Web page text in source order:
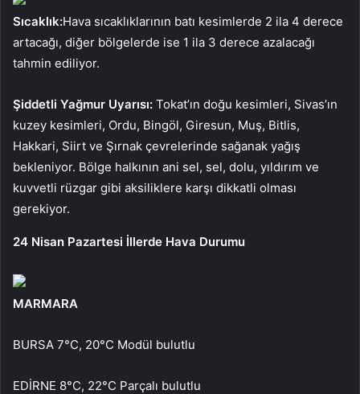
Sıcaklık:Hava sıcaklıklarının batı kesimlerde 2 ila 4 derece
artacağı, diğer bölgelerde ise 1 ila 3 derece azalacağı
tahmin ediliyor.
Şiddetli Yağmur Uyarısı: Tokat’ın doğu kesimleri, Sivas’ın
kuzey kesimleri, Ordu, Bingöl, Giresun, Muş, Bitlis,
Hakkari, Siirt ve Şırnak çevrelerinde sağanak yağış
bekleniyor. Bölge halkının ani sel, sel, dolu, yıldırım ve
kuvvetli rüzgar gibi aksiliklere karşı dikkatli olması
gerekiyor.
24 Nisan Pazartesi İllerde Hava Durumu
MARMARA
BURSA 7°C, 20°C Modül bulutlu
EDİRNE 8°C, 22°C Parçalı bulutlu